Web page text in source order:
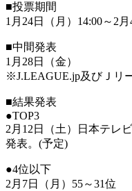
■投票期間
1月24日（月）14:00～2
■中間発表
1月28日（金）
※J.LEAGUE.jp及びＪリ
■結果発表
●TOP3
2月12日（土）日本テレ
発表。(予定)
●4位以下
2月7日（月）55～31位